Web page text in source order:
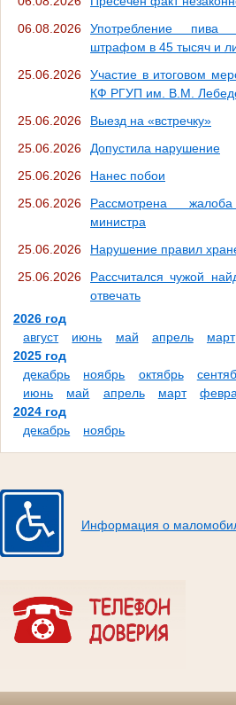
06.08.2026
Употребление пива
штрафом в 45 тысяч и
25.06.2026
Участие в итоговом
КФ РГУП им. В.М.
25.06.2026
Выезд на «встречку»
25.06.2026
Допустила нарушение
25.06.2026
Нанес побои
25.06.2026
Рассмотрена
министра
25.06.2026
Нарушение правил
25.06.2026
Рассчитался чужой
отвечать
2026 год
август
июнь май апрель март
2025 год
декабрь
ноябрь октябрь
июнь
май апрель март
2024 год
декабрь
ноябрь
Информация о